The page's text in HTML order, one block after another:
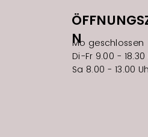
N
Mo geschlossen
Di-Fr 9.00 - 18.30
Sa 8.00 - 13.00